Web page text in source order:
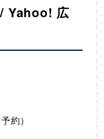
Yahoo! 広
約）